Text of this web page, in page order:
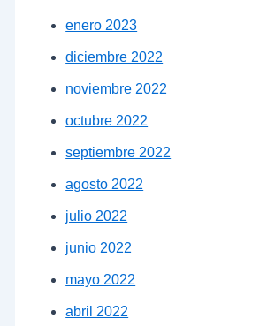
enero 2023
diciembre 2022
noviembre 2022
octubre 2022
septiembre 2022
agosto 2022
julio 2022
junio 2022
mayo 2022
abril 2022